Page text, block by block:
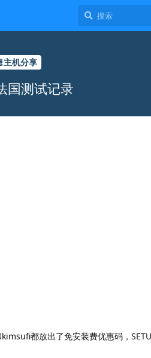
主机分享
国测试记录
都放出了免安装费优惠码，